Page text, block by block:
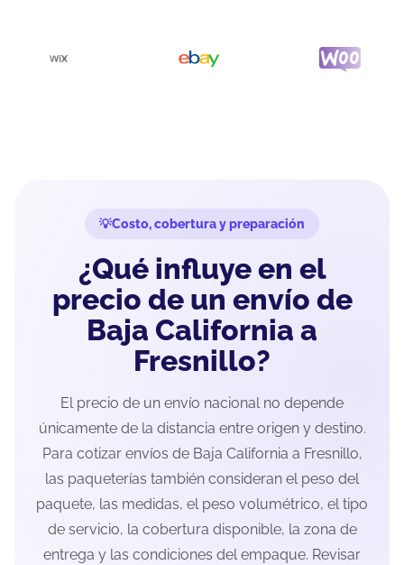
Costo, cobertura y preparación
¿Qué influye en el
precio de un envío de
Baja California a
Fresnillo?
El precio de un envío nacional no depende
únicamente de la distancia entre origen y destino.
Para cotizar envíos de Baja California a Fresnillo,
las paqueterías también consideran el peso del
paquete, las medidas, el peso volumétrico, el tipo
de servicio, la cobertura disponible, la zona de
entrega y las condiciones del empaque. Revisar